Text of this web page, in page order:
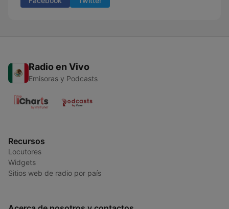
Radio en Vivo
Emisoras y Podcasts
Recursos
Locutores
Widgets
Sitios web de radio por país